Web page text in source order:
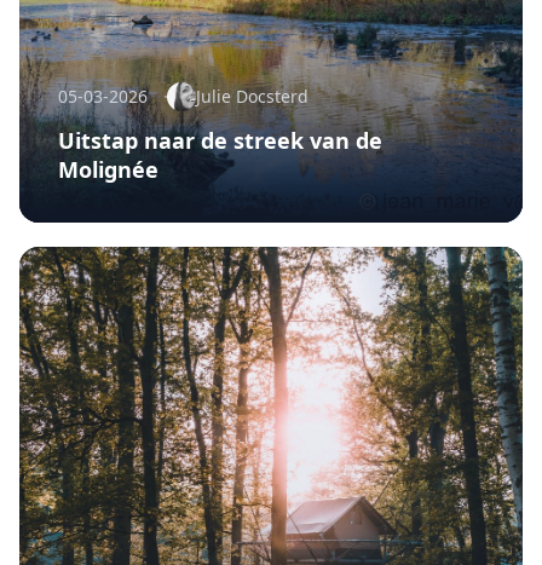
05-03-2026 Julie Docsterd
Uitstap naar de streek van de
Molignée